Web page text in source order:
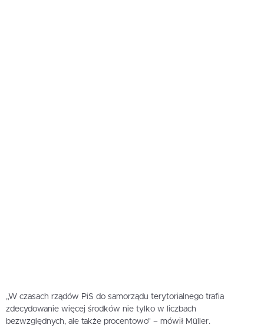
„W czasach rządów PiS do samorządu terytorialnego trafia
zdecydowanie więcej środków nie tylko w liczbach
bezwzględnych, ale także procentowo” – mówił Müller.